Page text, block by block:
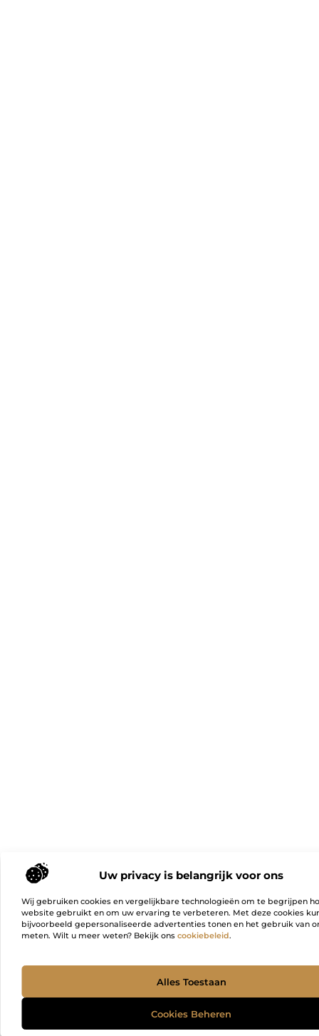
Uw privacy is belangrijk voor ons
Wij gebruiken cookies en vergelijkbare technologieën om te begrijpen
website gebruikt en om uw ervaring te verbeteren. Met deze cookies
bijvoorbeeld gepersonaliseerde advertenties tonen en het gebruik van
meten. Wilt u meer weten? Bekijk ons cookiebeleid.
Alles Toestaan
Cookies Beheren